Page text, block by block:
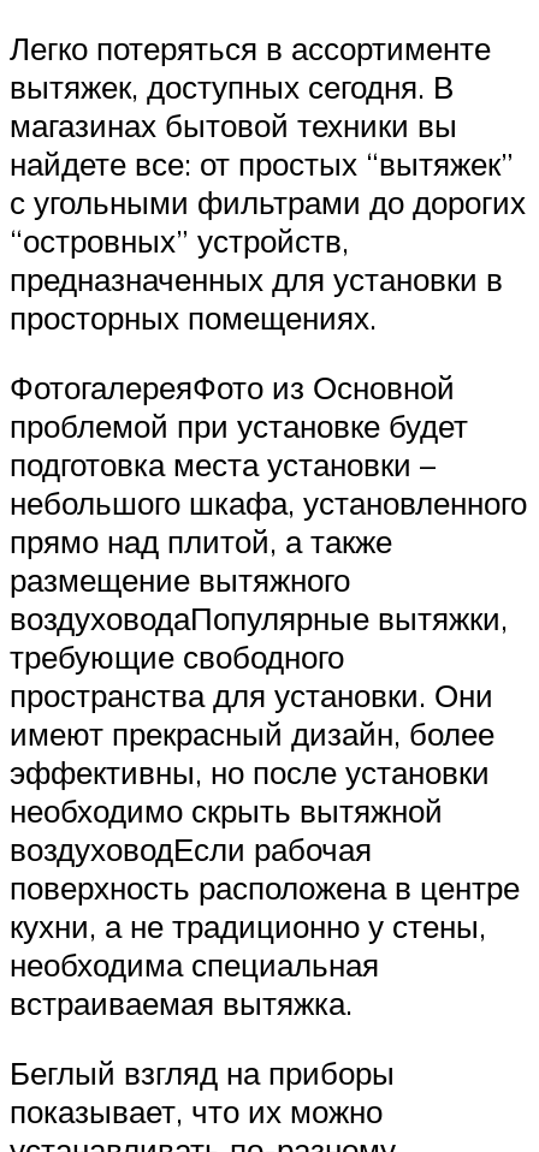
Легко потеряться в ассортименте
вытяжек, доступных сегодня. В
магазинах бытовой техники вы
найдете все: от простых “вытяжек”
с угольными фильтрами до дорогих
“островных” устройств,
предназначенных для установки в
просторных помещениях.
ФотогалереяФото из Основной
проблемой при установке будет
подготовка места установки –
небольшого шкафа, установленного
прямо над плитой, а также
размещение вытяжного
воздуховодаПопулярные вытяжки,
требующие свободного
пространства для установки. Они
имеют прекрасный дизайн, более
эффективны, но после установки
необходимо скрыть вытяжной
воздуховодЕсли рабочая
поверхность расположена в центре
кухни, а не традиционно у стены,
необходима специальная
встраиваемая вытяжка.
Беглый взгляд на приборы
показывает, что их можно